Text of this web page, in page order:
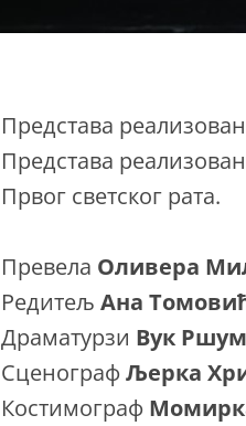
Представа
Представа
Првог светског рата.
Превела Оливера
Редитељ Ана
Драматурзи Вук
СценографЉерка
Костимограф